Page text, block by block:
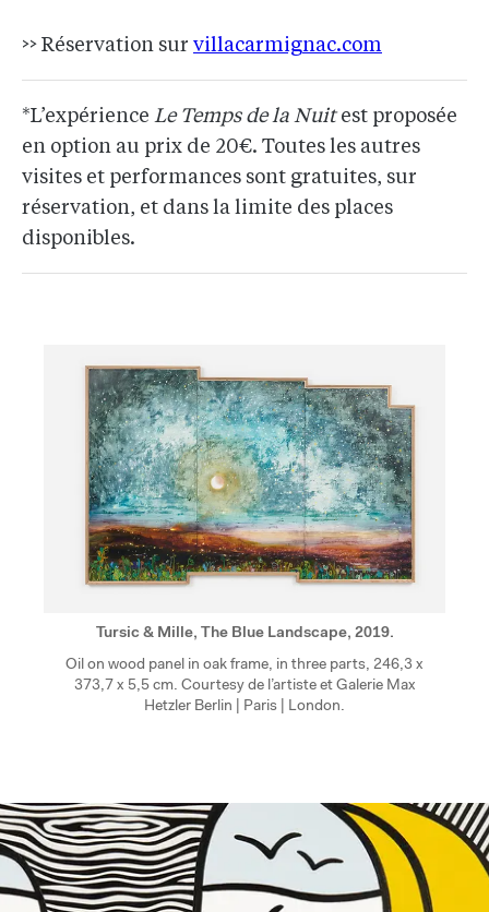
>> Réservation sur villacarmignac.com
*L’expérience Le Temps de la Nuitest proposée
en option au prix de 20€. Toutes les autres
visites et performances sont gratuites, sur
réservation, et dans la limite des places
disponibles.
Tursic & Mille, The Blue Landscape, 2019.
Oil on wood panel in oak frame, in three parts, 246,3 x
373,7 x 5,5 cm. Courtesy de l’artiste et Galerie Max
Hetzler Berlin | Paris | London.